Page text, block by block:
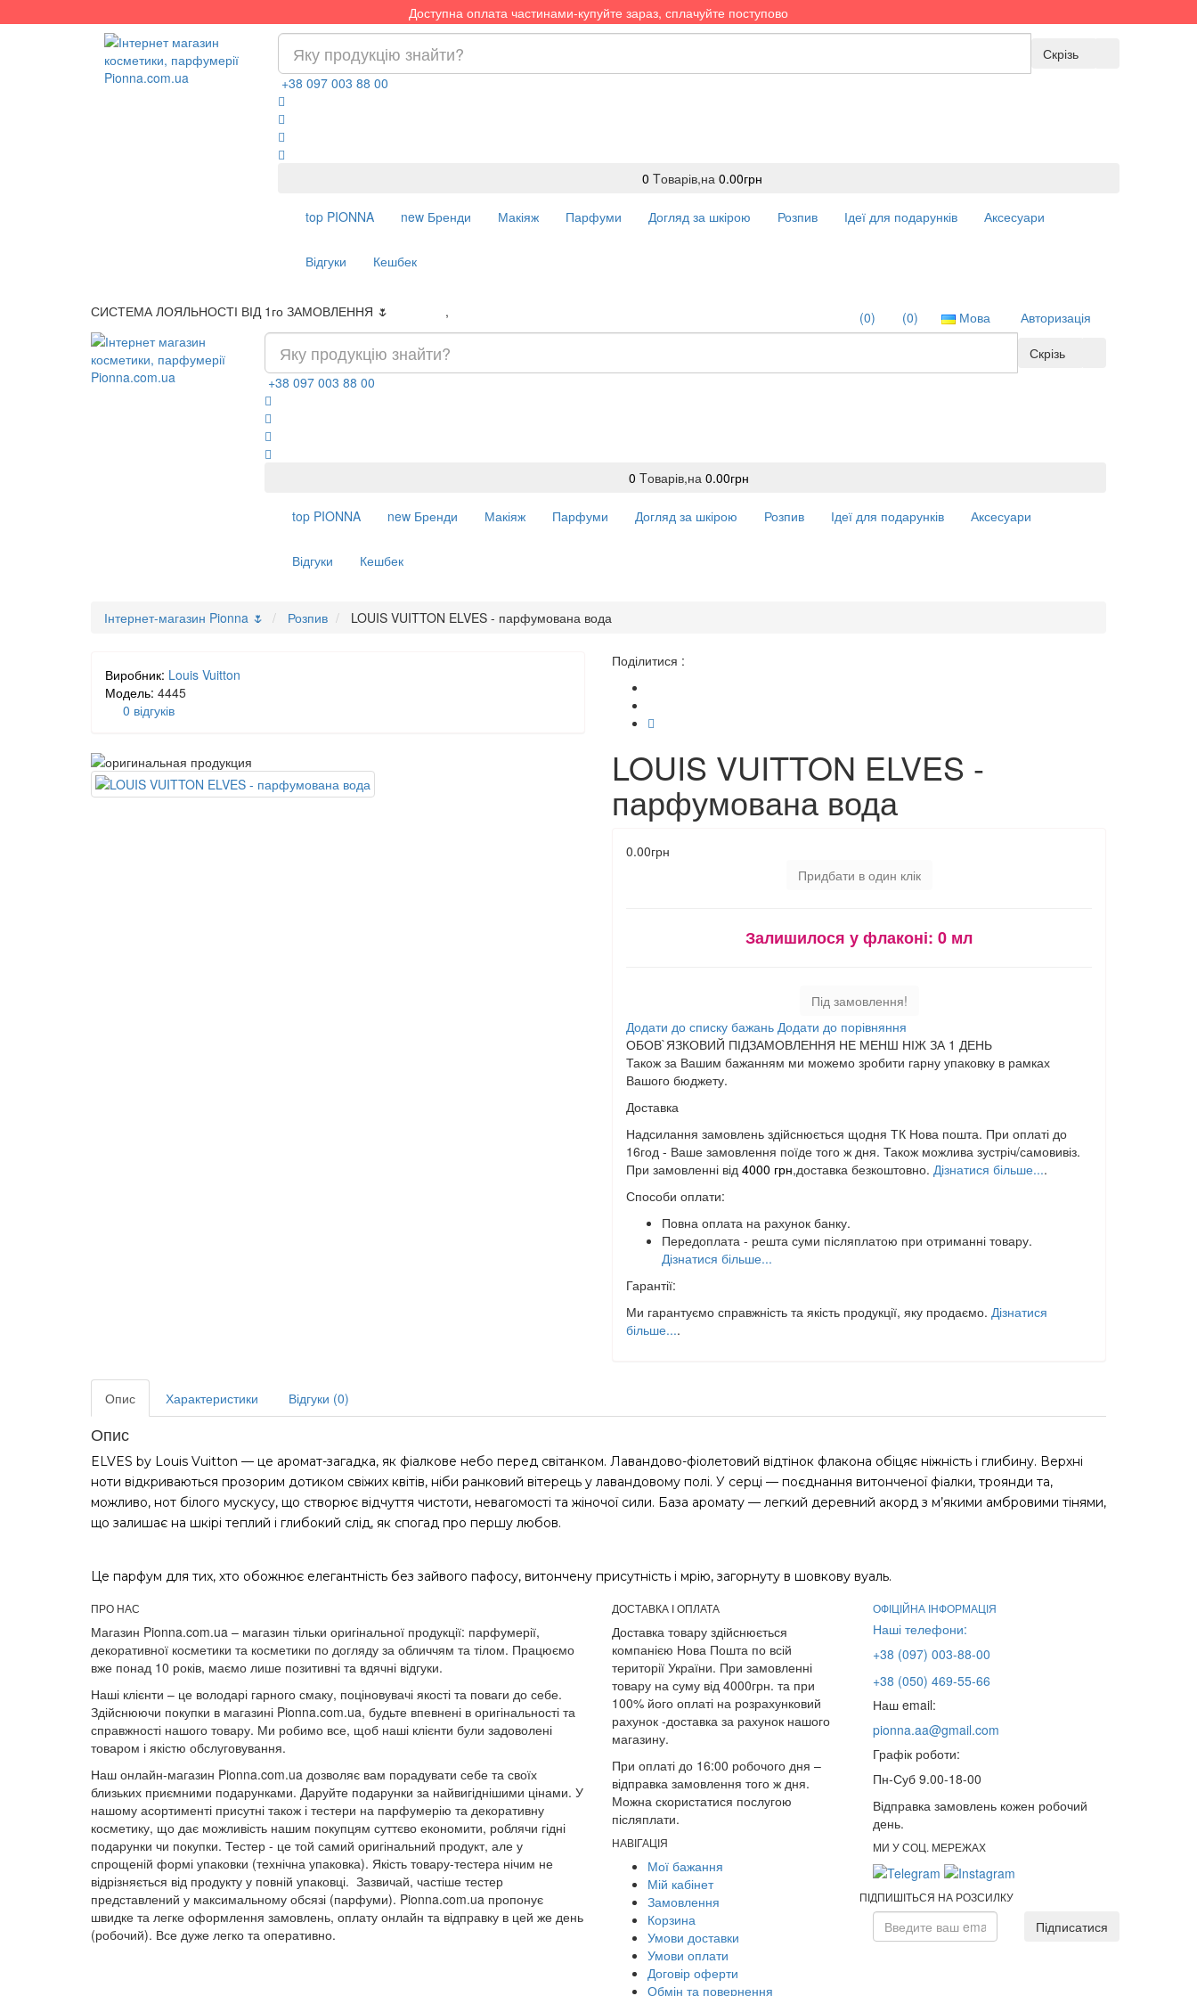
Доступна оплата частинами-купуйте зараз, сплачуйте поступово
Скрізь
+38 097 003 88 00
0 Tоварів,на 0.00грн
top PIONNA new Бренди Макіяж Парфуми Догляд за шкірою Розпив Ідеї для подарунків Аксесуари
Відгуки Кешбек
СИСТЕМА ЛОЯЛЬНОСТІ ВІД 1го ЗАМОВЛЕННЯ 🌷 , Авторизація
Мова
(0)
(0)
Скрізь
+38 097 003 88 00
0 Tоварів,на 0.00грн
top PIONNA new Бренди Макіяж Парфуми Догляд за шкірою Розпив Ідеї для подарунків Аксесуари
Відгуки Кешбек
Інтернет-магазин Pionna 🌷 Розпив LOUIS VUITTON ELVES - парфумована вода
Виробник: Louis Vuitton
Модель: 4445
0 відгуків
Поділитися :
LOUIS VUITTON ELVES -
парфумована вода
0.00грн
Придбати в один клік
Залишилося у флаконі: 0 мл
Під замовлення!
Додати до списку бажань Додати до порівняння
ОБОВ`ЯЗКОВИЙ ПІДЗАМОВЛЕННЯ НЕ МЕНШ НІЖ ЗА 1 ДЕНЬ
Також за Вашим бажанням ми можемо зробити гарну упаковку в рамках
Вашого бюджету.
Доставка
Надсилання замовлень здійснюється щодня ТК Нова пошта. При оплаті до
16год - Ваше замовлення поїде того ж дня. Також можлива зустріч/самовивіз.
При замовленні від 4000 грн,доставка безкоштовно. Дізнатися більше....
Способи оплати:
Повна оплата на рахунок банку.
Передоплата - решта суми післяплатою при отриманні товару.
Дізнатися більше...
Гарантії:
Ми гарантуємо справжність та якість продукції, яку продаємо. Дізнатися
більше....
Опис Характеристики Відгуки (0)
Опис
ELVES by Louis Vuitton — це аромат-загадка, як фіалкове небо перед світанком. Лавандово-фіолетовий відтінок флакона обіцяє ніжність і глибину. Верхні
ноти відкриваються прозорим дотиком свіжих квітів, ніби ранковий вітерець у лавандовому полі. У серці — поєднання витонченої фіалки, троянди та,
можливо, нот білого мускусу, що створює відчуття чистоти, невагомості та жіночої сили. База аромату — легкий деревний акорд з м’якими амбровими тінями,
що залишає на шкірі теплий і глибокий слід, як спогад про першу любов.
Це парфум для тих, хто обожнює елегантність без зайвого пафосу, витончену присутність і мрію, загорнуту в шовкову вуаль.
ПРО НАС
Магазин Pionna.com.ua – магазин тільки оригінальної продукції: парфумерії,
декоративної косметики та косметики по догляду за обличчям та тілом. Працюємо
вже понад 10 років, маємо лише позитивні та вдячні відгуки.
Наші клієнти – це володарі гарного смаку, поціновувачі якості та поваги до себе.
Здійснюючи покупки в магазині Pionna.com.ua, будьте впевнені в оригінальності та
справжності нашого товару. Ми робимо все, щоб наші клієнти були задоволені
товаром і якістю обслуговування.
Наш онлайн-магазин Pionna.com.ua дозволяє вам порадувати себе та своїх
близьких приємними подарунками. Даруйте подарунки за найвигіднішими цінами. У
нашому асортименті присутні також і тестери на парфумерію та декоративну
косметику, що дає можливість нашим покупцям суттєво економити, роблячи гідні
подарунки чи покупки. Тестер - це той самий оригінальний продукт, але у
спрощеній формі упаковки (технічна упаковка). Якість товару-тестера нічим не
відрізняється від продукту у повній упаковці. Зазвичай, частіше тестер
представлений у максимальному обсязі (парфуми). Pionna.com.ua пропонує
швидке та легке оформлення замовлень, оплату онлайн та відправку в цей же день
(робочий). Все дуже легко та оперативно.
ДОСТАВКА І ОПЛАТА
Доставка товару здійснюється
компанією Нова Пошта по всій
території України. При замовленні
товару на суму від 4000грн. та при
100% його оплаті на розрахунковий
рахунок -доставка за рахунок нашого
магазину.
При оплаті до 16:00 робочого дня –
відправка замовлення того ж дня.
Можна скористатися послугою
післяплати.
НАВІГАЦІЯ
Мої бажання
Мій кабінет
Замовлення
Корзина
Умови доставки
Умови оплати
Договір оферти
Обмін та повернення
ОФІЦІЙНА ІНФОРМАЦІЯ
Наші телефони:
+38 (097) 003-88-00
+38 (050) 469-55-66
Наш email:
pionna.aa@gmail.com
Графік роботи:
Пн-Суб 9.00-18-00
Відправка замовлень кожен робочий
день.
МИ У СОЦ. МЕРЕЖАХ
ПІДПИШІТЬСЯ НА РОЗСИЛКУ
Підписатися